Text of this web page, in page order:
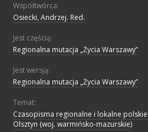
Współtwórca:
Osiecki, Andrzej. Red.
Jest częścią:
Regionalna mutacja „Życia Warszawy”
Jest wersją:
Regionalna mutacja „Życia Warszawy”
Temat:
Czasopisma regionalne i lokalne polskie
Olsztyn (woj. warmińsko-mazurskie)